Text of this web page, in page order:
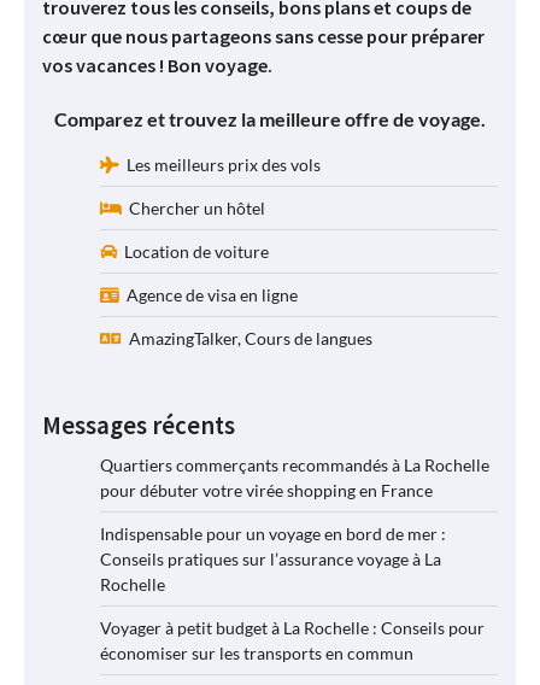
trouverez tous les conseils, bons plans et coups de
cœur que nous partageons sans cesse pour préparer
vos vacances ! Bon voyage.
Comparez et trouvez la meilleure offre de voyage.
Les meilleurs prix des vols
Chercher un hôtel
Location de voiture
Agence de visa en ligne
AmazingTalker, Cours de langues
Messages récents
Quartiers commerçants recommandés à La Rochelle
pour débuter votre virée shopping en France
Indispensable pour un voyage en bord de mer :
Conseils pratiques sur l’assurance voyage à La
Rochelle
Voyager à petit budget à La Rochelle : Conseils pour
économiser sur les transports en commun